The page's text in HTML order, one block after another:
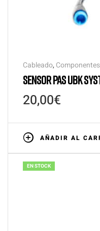
Cableado, Componentes
SENSOR PAS UBK
20,00€
AÑADIR AL
EN STOCK